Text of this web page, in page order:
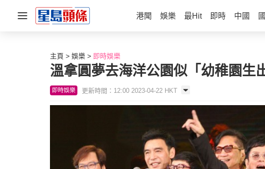
港聞 娛樂 最Hit 即時 中國
主頁 娛樂 即時娛樂
溫拿圓夢去海洋公園似「幼稚園生
即時娛樂 更新時間：12:00 2023-04-22 HKT